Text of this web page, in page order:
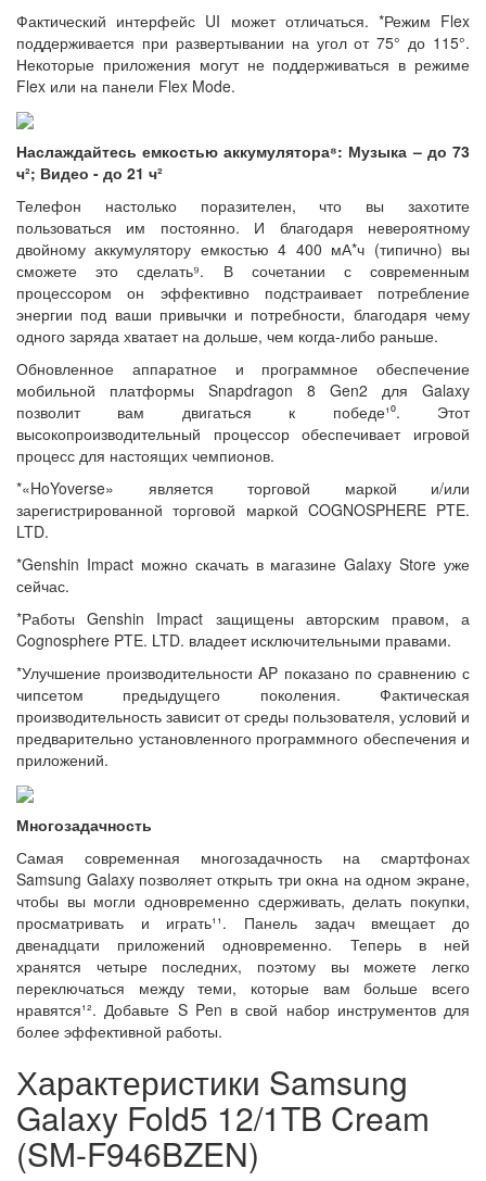
Фактический интерфейс UI может отличаться. *Режим Flex
поддерживается при развертывании на угол от 75° до 115°.
Некоторые приложения могут не поддерживаться в режиме
Flex или на панели Flex Mode.
Наслаждайтесь емкостью аккумулятора⁸: Музыка – до 73
ч²; Видео - до 21 ч²
Телефон настолько поразителен, что вы захотите
пользоваться им постоянно. И благодаря невероятному
двойному аккумулятору емкостью 4 400 мА*ч (типично) вы
сможете это сделать⁹. В сочетании с современным
процессором он эффективно подстраивает потребление
энергии под ваши привычки и потребности, благодаря чему
одного заряда хватает на дольше, чем когда-либо раньше.
Обновленное аппаратное и программное обеспечение
мобильной платформы Snapdragon 8 Gen2 для Galaxy
позволит вам двигаться к победе¹⁰. Этот
высокопроизводительный процессор обеспечивает игровой
процесс для настоящих чемпионов.
*«HoYoverse» является торговой маркой и/или
зарегистрированной торговой маркой COGNOSPHERE PTE.
LTD.
*Genshin Impact можно скачать в магазине Galaxy Store уже
сейчас.
*Работы Genshin Impact защищены авторским правом, а
Cognosphere PTE. LTD. владеет исключительными правами.
*Улучшение производительности AP показано по сравнению с
чипсетом предыдущего поколения. Фактическая
производительность зависит от среды пользователя, условий и
предварительно установленного программного обеспечения и
приложений.
Многозадачность
Самая современная многозадачность на смартфонах
Samsung Galaxy позволяет открыть три окна на одном экране,
чтобы вы могли одновременно сдерживать, делать покупки,
просматривать и играть¹¹. Панель задач вмещает до
двенадцати приложений одновременно. Теперь в ней
хранятся четыре последних, поэтому вы можете легко
переключаться между теми, которые вам больше всего
нравятся¹². Добавьте S Pen в свой набор инструментов для
более эффективной работы.
Характеристики Samsung
Galaxy Fold5 12/1TB Cream
(SM-F946BZEN)